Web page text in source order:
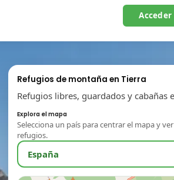
Acceder
Refugios de montaña en Tierra
Refugios libres, guardados y cabañas
Explora el mapa
Selecciona un país para centrar el mapa y
refugios.